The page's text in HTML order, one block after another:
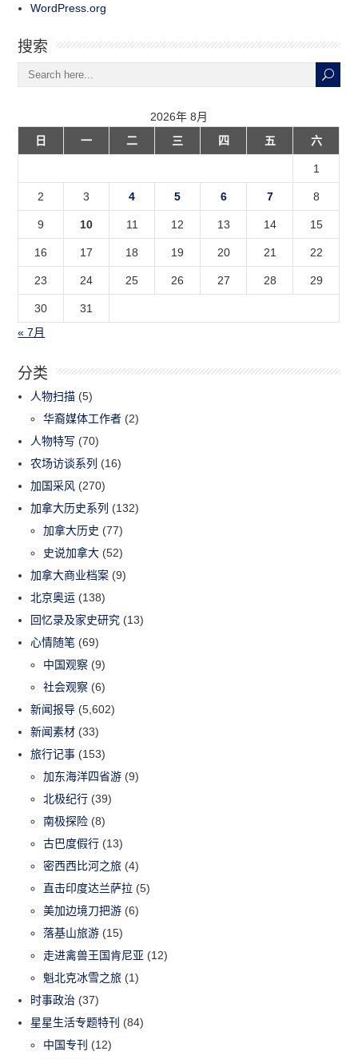
WordPress.org
搜索
2026年 8月
日
一 二 三 四 五 六
1
2 3 4 5 6 7 8
9 10 11 12 13 14 15
16 17 18 19 20 21 22
23 24 25 26 27 28 29
30
31
« 7月
分类
人物扫描 (5)
华裔媒体工作者 (2)
人物特写 (70)
农场访谈系列 (16)
加国采风 (270)
加拿大历史系列 (132)
加拿大历史 (77)
史说加拿大 (52)
加拿大商业档案 (9)
北京奥运 (138)
回忆录及家史研究 (13)
心情随笔 (69)
中国观察 (9)
社会观察 (6)
新闻报导 (5,602)
新闻素材 (33)
旅行记事 (153)
加东海洋四省游 (9)
北极纪行 (39)
南极探险 (8)
古巴度假行 (13)
密西西比河之旅 (4)
直击印度达兰萨拉 (5)
美加边境刀把游 (6)
落基山旅游 (15)
走进禽兽王国肯尼亚 (12)
魁北克冰雪之旅 (1)
时事政治 (37)
星星生活专题特刊 (84)
中国专刊 (12)